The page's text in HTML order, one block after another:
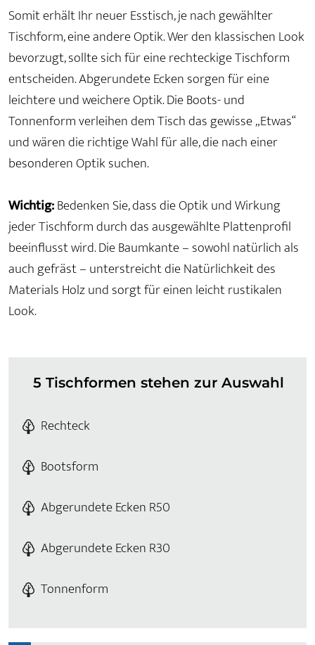
Somit erhält Ihr neuer Esstisch, je nach gewählter
Tischform, eine andere Optik. Wer den klassischen Look
bevorzugt, sollte sich für eine rechteckige Tischform
entscheiden. Abgerundete Ecken sorgen für eine
leichtere und weichere Optik. Die Boots- und
Tonnenform verleihen dem Tisch das gewisse „Etwas“
und wären die richtige Wahl für alle, die nach einer
besonderen Optik suchen.
Wichtig:Bedenken Sie, dass die Optik und Wirkung
jeder Tischform durch das ausgewählte Plattenprofil
beeinflusst wird. Die Baumkante – sowohl natürlich als
auch gefräst – unterstreicht die Natürlichkeit des
Materials Holz und sorgt für einen leicht rustikalen
Look.
5 Tischformen stehen zur Auswahl
Rechteck
Bootsform
Abgerundete Ecken R50
Abgerundete Ecken R30
Tonnenform